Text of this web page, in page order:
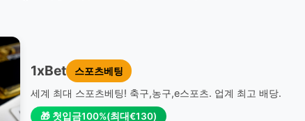
1xBet
스포츠베팅
세계 최대 스포츠베팅! 축구,농구,e스포츠. 업계 최고 배당.
🎁 첫입금100%(최대€130)